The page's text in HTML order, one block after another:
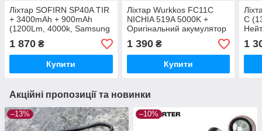
Ліхтар SOFIRN SP40A TIR
+ 3400mAh + 900mAh
(1200Lm, 4000k, Samsung
LH351D, USB-C, IPX7,
EDC, 18650,18350)
1 870 ₴
Купити
Ліхтар Wurkkos FC11C
NICHIA 519A 5000K +
Оригінальний акумулятор
3000mAh 18650 (1300LM,
USB-C, 90 CRI,
Нейтральне світло)
1 390₴
Купити
C
Без
1
Акційні пропозиції та новинки
–13% –10%